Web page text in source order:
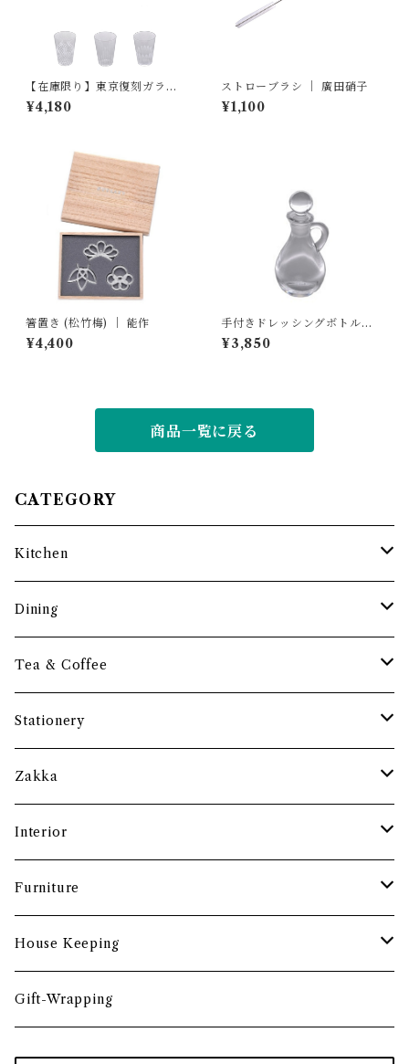
【在庫限り】東京復刻ガラス
BRUNCH (ブランチ) / 2オン
ス ｜ 廣田硝子
¥4,180
ストローブラシ ｜ 廣田硝子
¥1,100
箸置き (松竹梅) ｜ 能作
¥4,400
手付きドレッシングボトル
(小) ｜ 廣田硝子
¥3,850
商品一覧に戻る
CATEGORY
Kitchen
調理道具
保存容器・水筒
まな板
土鍋・お鍋まわり
Dining
皿・プレート
小鉢・器
グラス・タンブラー
酒器
食卓小物
カトラリー
箸・箸置き
Tea & Coffee
コーヒーアイテム
ポット
カップ・ソーサー・マグ
茶托・銘々皿
トレイ・コースター
お盆
茶筒
Stationery
ペーパーウェイト
ペントレー
ペーパーツール
文房具収納
遊印
インクパッド
Zakka
和ろうそく
ポーチ
Interior
バスケット
鏡・ミラー
フック
花器
Furniture
デスク・スツール
本棚・収納棚
House Keeping
たわし
ほうき
Gift-Wrapping